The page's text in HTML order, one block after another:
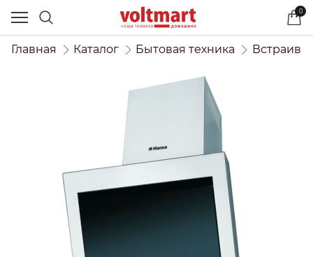
0
Главная Каталог Бытовая техника